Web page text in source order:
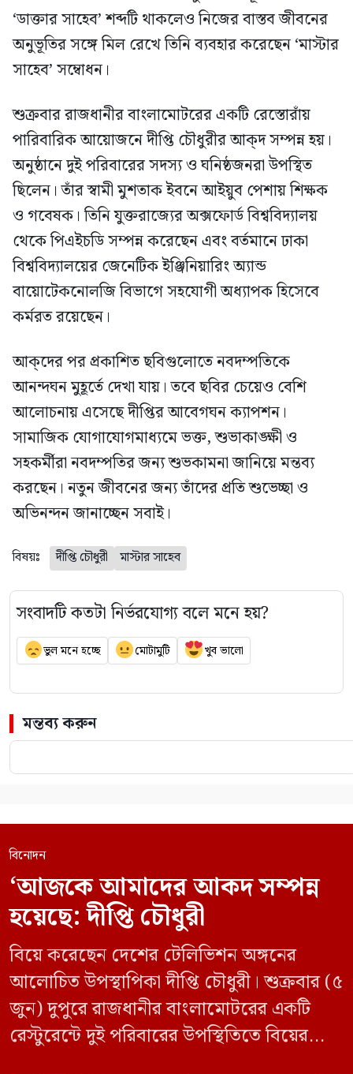
‘ডাক্তার সাহেব’ শব্দটি থাকলেও নিজের বাস্তব জীবনের
অনুভূতির সঙ্গে মিল রেখে তিনি ব্যবহার করেছেন ‘মাস্টার
সাহেব’ সম্বোধন।
শুক্রবার রাজধানীর বাংলামোটরের একটি রেস্তোরাঁয়
পারিবারিক আয়োজনে দীপ্তি চৌধুরীর আক্দ সম্পন্ন হয়।
অনুষ্ঠানে দুই পরিবারের সদস্য ও ঘনিষ্ঠজনরা উপস্থিত
ছিলেন। তাঁর স্বামী মুশতাক ইবনে আইয়ুব পেশায় শিক্ষক
ও গবেষক। তিনি যুক্তরাজ্যের অক্সফোর্ড বিশ্ববিদ্যালয়
থেকে পিএইচডি সম্পন্ন করেছেন এবং বর্তমানে ঢাকা
বিশ্ববিদ্যালয়ের জেনেটিক ইঞ্জিনিয়ারিং অ্যান্ড
বায়োটেকনোলজি বিভাগে সহযোগী অধ্যাপক হিসেবে
কর্মরত রয়েছেন।
আক্দের পর প্রকাশিত ছবিগুলোতে নবদম্পতিকে
আনন্দঘন মুহূর্তে দেখা যায়। তবে ছবির চেয়েও বেশি
আলোচনায় এসেছে দীপ্তির আবেগঘন ক্যাপশন।
সামাজিক যোগাযোগমাধ্যমে ভক্ত, শুভাকাঙ্ক্ষী ও
সহকর্মীরা নবদম্পতির জন্য শুভকামনা জানিয়ে মন্তব্য
করছেন। নতুন জীবনের জন্য তাঁদের প্রতি শুভেচ্ছা ও
অভিনন্দন জানাচ্ছেন সবাই।
বিষয়ঃ দীপ্তি চৌধুরী মাস্টার সাহেব
সংবাদটি কতটা নির্ভরযোগ্য বলে মনে হয়?
ভুল মনে হচ্ছে মোটামুটি খুব ভালো
মন্তব্য করুন
বিনোদন
‘আজকে আমাদের আকদ সম্পন্ন
হয়েছে: দীপ্তি চৌধুরী
বিয়ে করেছেন দেশের টেলিভিশন অঙ্গনের
আলোচিত উপস্থাপিকা দীপ্তি চৌধুরী। শুক্রবার (৫
জুন) দুপুরে রাজধানীর বাংলামোটরের একটি
রেস্টুরেন্টে দুই পরিবারের উপস্থিতিতে বিয়ের